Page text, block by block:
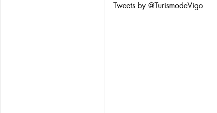
Tweets by @TurismodeVigo